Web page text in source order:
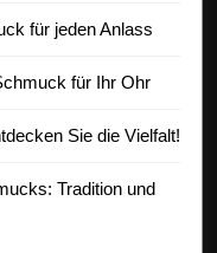
für jeden Anlass
für Ihr Ohr
Sie die Vielfalt!
Tradition und